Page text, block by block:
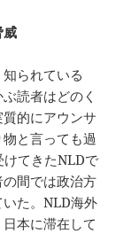
威
られている
読者はどのく
的にアウンサ
と言っても過
けてきたNLDで
間では政治方
た。NLD海外
本に滞在して